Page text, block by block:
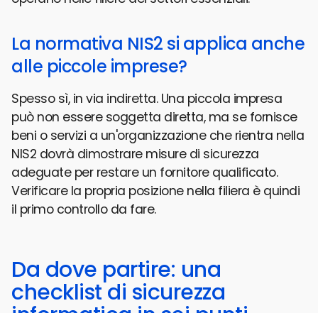
La normativa NIS2 si applica anche
alle piccole imprese?
Spesso sì, in via indiretta. Una piccola impresa
può non essere soggetta diretta, ma se fornisce
beni o servizi a un'organizzazione che rientra nella
NIS2 dovrà dimostrare misure di sicurezza
adeguate per restare un fornitore qualificato.
Verificare la propria posizione nella filiera è quindi
il primo controllo da fare.
Da dove partire: una
checklist di sicurezza